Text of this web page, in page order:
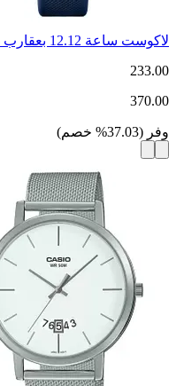
لاكوست ساعة 12.12 بعقارب - 2001271
233.00
370.00
وفر (
37.03
% خصم)